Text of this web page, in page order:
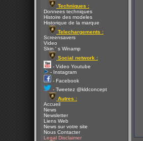
Techniques :
Donnees techniques
Histoire des modeles
Historique de la marque
Telechargements :
Screensavers
Video
Skin ' s Winamp
Social network :
- Video Youtube
- Instagram
- Facebook
- Tweetez @kldconcept
Autres :
Accueil
News
Newsletter
Liens Web
News sur votre site
Nous Contacter
Legal Disclaimer